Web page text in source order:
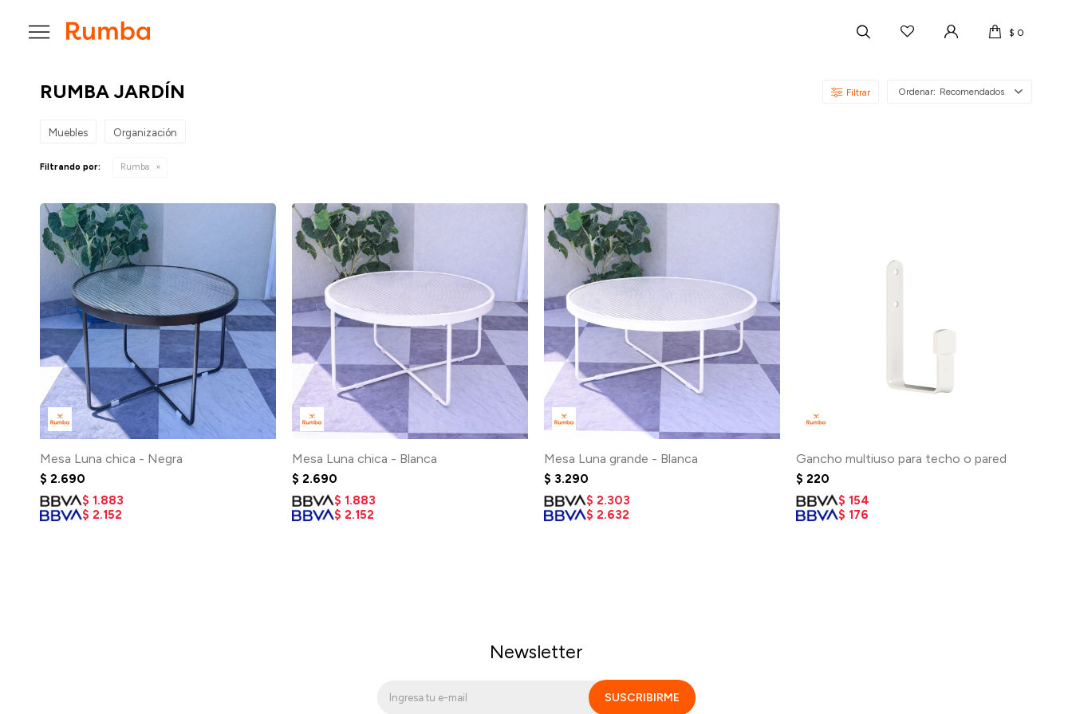
$ 0

RUMBA JARDÍN Recomendados
Muebles Organización
Filtrando por: Rumba
Mesa Luna chica - Negra
$ 2.690
$ 1.883
$ 2.152
Mesa Luna chica - Blanca
$ 2.690
$ 1.883
$ 2.152
Mesa Luna grande - Blanca
$ 3.290
$ 2.303
$ 2.632
Gancho multiuso para techo o pared
$ 220
$ 154
$ 176
Newsletter
SUSCRIBIRME